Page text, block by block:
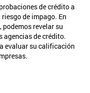
de crédito a
de impago. En
podemos revelar su
agencias de crédito.
evaluar su calificación